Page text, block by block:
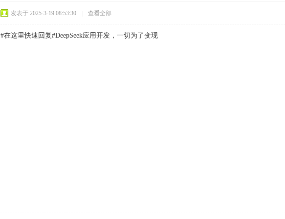
发表于 2025-3-19 08:53:30 查看全部
#在这里快速回复#DeepSeek应用开发，一切为了变现